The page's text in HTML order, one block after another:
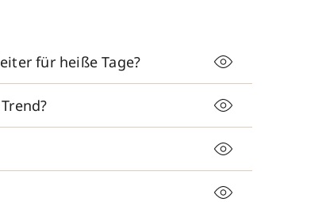
für heiße Tage?